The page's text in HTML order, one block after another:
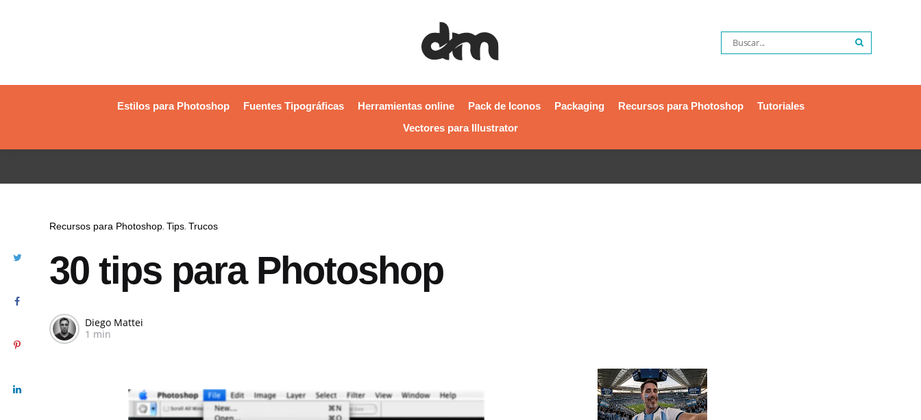
Estilos para Photoshop Fuentes Tipográficas Herramientas online Pack de Iconos Packaging Recursos para Photoshop
Tutoriales
Vectores para Illustrator
Recursos para Photoshop Tips Trucos
30 tips para Photoshop
Diego Mattei
1 min